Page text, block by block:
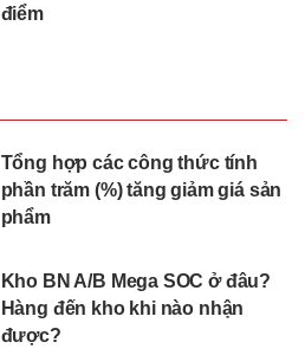
điểm
Tổng hợp các công thức tính
phần trăm (%) tăng giảm giá sản
phẩm
Kho BN A/B Mega SOC ở đâu?
Hàng đến kho khi nào nhận
được?